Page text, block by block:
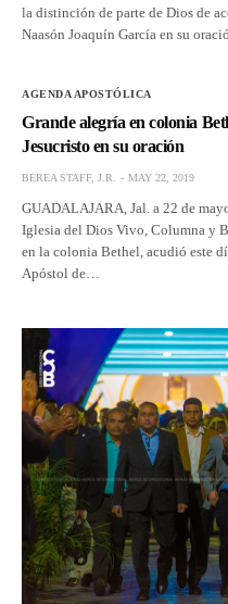
la distinción de parte de Dios de
Naasón Joaquín García en su
AGENDA APOSTÓLICA
Grande alegría en colonia
Jesucristo en su oración
BEREA STAFF, J.R. MAY 22, 2019
GUADALAJARA, Jal. a 22 de
Iglesia del Dios Vivo, Columna y
en la colonia Bethel, acudió este
Apóstol de…